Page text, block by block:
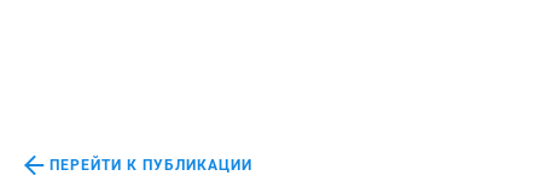
ПЕРЕЙТИ К ПУБЛИКАЦИИ